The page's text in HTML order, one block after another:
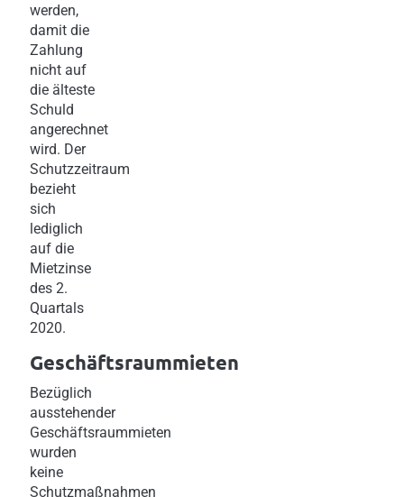
werden,
damit die
Zahlung
nicht auf
die älteste
Schuld
angerechnet
wird. Der
Schutzzeitraum
bezieht
sich
lediglich
auf die
Mietzinse
des 2.
Quartals
2020.
Geschäftsraummieten
Bezüglich
ausstehender
Geschäftsraummieten
wurden
keine
Schutzmaßnahmen